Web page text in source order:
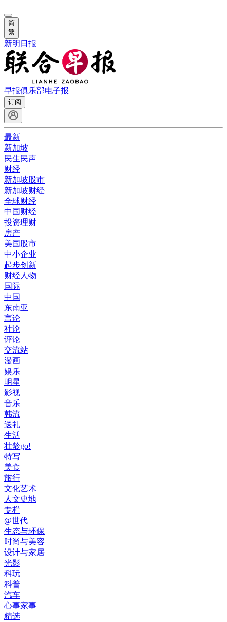
简
繁
新明日报
早报俱乐部电子报
订阅
最新
新加坡
民生民声
财经
新加坡股市
新加坡财经
全球财经
中国财经
投资理财
房产
美国股市
中小企业
起步创新
财经人物
国际
中国
东南亚
言论
社论
评论
交流站
漫画
娱乐
明星
影视
音乐
韩流
送礼
生活
壮龄go!
特写
美食
旅行
文化艺术
人文史地
专栏
@世代
生态与环保
时尚与美容
设计与家居
光影
科玩
科普
汽车
心事家事
精选